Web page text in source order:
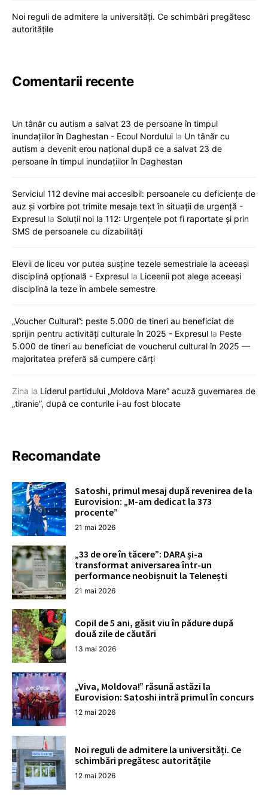
Noi reguli de admitere la universități. Ce schimbări pregătesc
autoritățile
Comentarii recente
Un tânăr cu autism a salvat 23 de persoane în timpul
inundațiilor în Daghestan - Ecoul Nordului la Un tânăr cu
autism a devenit erou național după ce a salvat 23 de
persoane în timpul inundațiilor în Daghestan
Serviciul 112 devine mai accesibil: persoanele cu deficiențe de
auz și vorbire pot trimite mesaje text în situații de urgență -
Expresul la Soluții noi la 112: Urgențele pot fi raportate și prin
SMS de persoanele cu dizabilități
Elevii de liceu vor putea susține tezele semestriale la aceeași
disciplină opțională - Expresul la Liceenii pot alege aceeași
disciplină la teze în ambele semestre
„Voucher Cultural”: peste 5.000 de tineri au beneficiat de
sprijin pentru activități culturale în 2025 - Expresul la Peste
5.000 de tineri au beneficiat de voucherul cultural în 2025 —
majoritatea preferă să cumpere cărți
Zina la Liderul partidului „Moldova Mare” acuză guvernarea de
„tiranie”, după ce conturile i-au fost blocate
Recomandate
Satoshi, primul mesaj după revenirea de la
Eurovision: „M-am dedicat la 373
procente”
21 mai 2026
„33 de ore în tăcere”: DARA și-a
transformat aniversarea într-un
performance neobișnuit la Telenești
21 mai 2026
Copil de 5 ani, găsit viu în pădure după
două zile de căutări
13 mai 2026
„Viva, Moldova!” răsună astăzi la
Eurovision: Satoshi intră primul în concurs
12 mai 2026
Noi reguli de admitere la universități. Ce
schimbări pregătesc autoritățile
12 mai 2026